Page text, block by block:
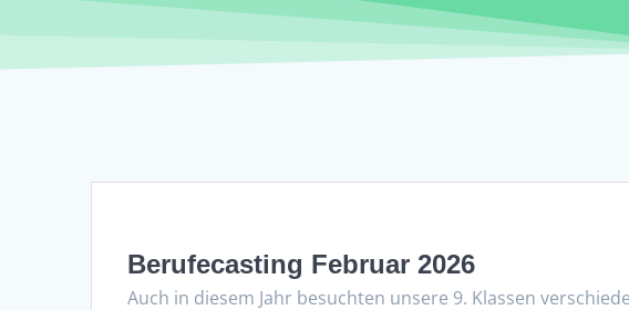
Berufecasting Februar 2026
Auch in diesem Jahr besuchten unsere 9. Klassen